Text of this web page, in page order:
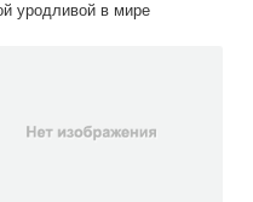
уродливой в мире